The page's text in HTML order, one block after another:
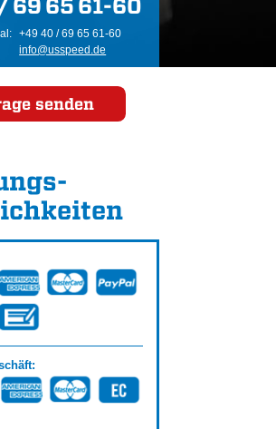
69 65 61-60
+49 40 / 69 65 61-60
info@usspeed.de
senden